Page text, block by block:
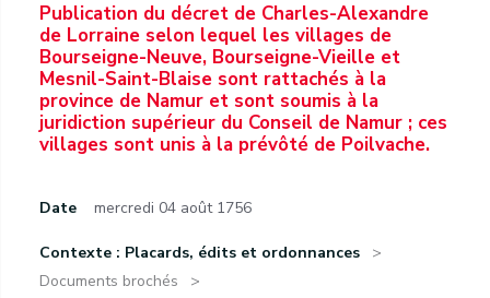
Publication du décret de Charles-Alexandre
de Lorraine selon lequel les villages de
Bourseigne-Neuve, Bourseigne-Vieille et
Mesnil-Saint-Blaise sont rattachés à la
province de Namur et sont soumis à la
juridiction supérieur du Conseil de Namur ; ces
villages sont unis à la prévôté de Poilvache.
Date mercredi 04 août 1756
Contexte : Placards, édits et ordonnances
Documents brochés